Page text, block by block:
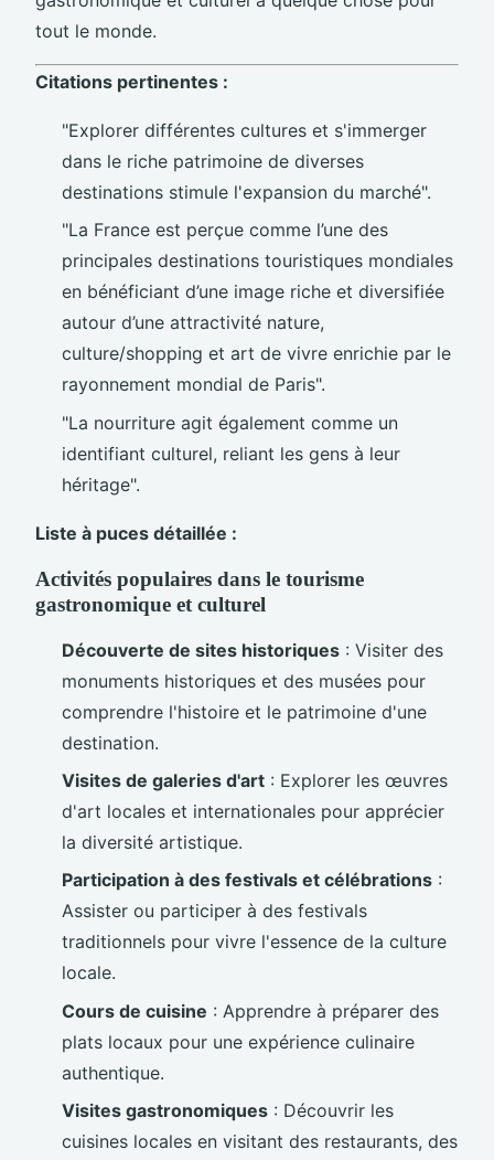
tout le monde.
Citations pertinentes :
"Explorer différentes cultures et s'immerger
dans le riche patrimoine de diverses
destinations stimule l'expansion du marché".
"La France est perçue comme l’une des
principales destinations touristiques mondiales
en bénéficiant d’une image riche et diversifiée
autour d’une attractivité nature,
culture/shopping et art de vivre enrichie par le
rayonnement mondial de Paris".
"La nourriture agit également comme un
identifiant culturel, reliant les gens à leur
héritage".
Liste à puces détaillée :
Activités populaires dans le tourisme
gastronomique et culturel
Découverte de sites historiques : Visiter des
monuments historiques et des musées pour
comprendre l'histoire et le patrimoine d'une
destination.
Visites de galeries d'art : Explorer les œuvres
d'art locales et internationales pour apprécier
la diversité artistique.
Participation à des festivals et célébrations :
Assister ou participer à des festivals
traditionnels pour vivre l'essence de la culture
locale.
Cours de cuisine : Apprendre à préparer des
plats locaux pour une expérience culinaire
authentique.
Visites gastronomiques : Découvrir les
cuisines locales en visitant des restaurants, des